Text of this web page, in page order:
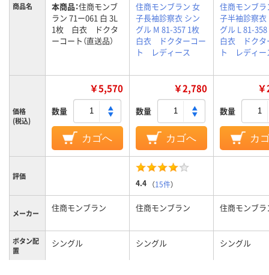
商品名 本商品：住商モンブ
ラン 71ー061 白 3L
1枚 白衣 ドクタ
ーコート（直送品）
住商モンブラン 女
子長袖診察衣 シン
グル M 81-357 1枚
白衣 ドクターコー
ト レディース
住商モンブラ
子半袖診察衣
グル L 81-
白衣 ドクタ
ト レディー
価格
(税込)
￥5,570
数量
カゴへ
￥2,780
数量
カゴへ
数量
カ
評価
4.4 （15件）
メーカー 住商モンブラン 住商モンブラン 住商モンブラ
ボタン配
置
シングル シングル シングル